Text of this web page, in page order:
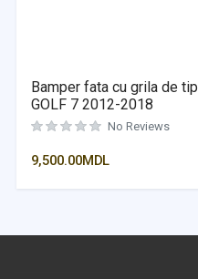
Bamper fata cu grila de
GOLF 7 2012-2018
No Reviews
9,500.00MDL